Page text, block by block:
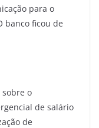
para o
banco ficou de
o
de salário
de